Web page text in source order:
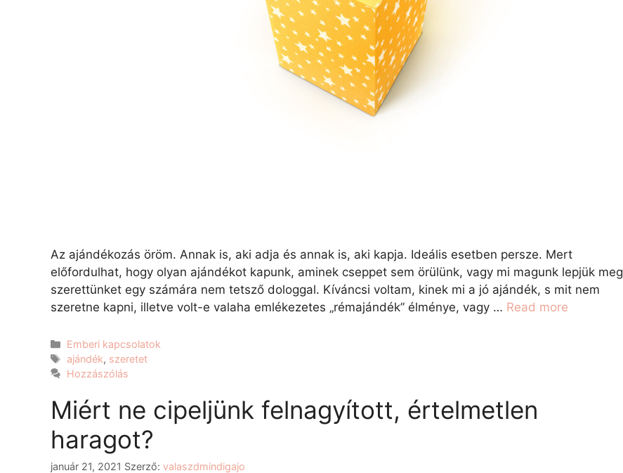
Az ajándékozás öröm. Annak is, aki adja és annak is, aki kapja. Ideális esetben persze. Mert
előfordulhat, hogy olyan ajándékot kapunk, aminek cseppet sem örülünk, vagy mi magunk lepjük meg
szerettünket egy számára nem tetsző dologgal. Kíváncsi voltam, kinek mi a jó ajándék, s mit nem
szeretne kapni, illetve volt-e valaha emlékezetes „rémajándék” élménye, vagy … Read more
Emberi kapcsolatok
ajándék, szeretet
Hozzászólás
Miért ne cipeljünk felnagyított, értelmetlen
haragot?
január 21, 2021 Szerző: valaszdmindigajo